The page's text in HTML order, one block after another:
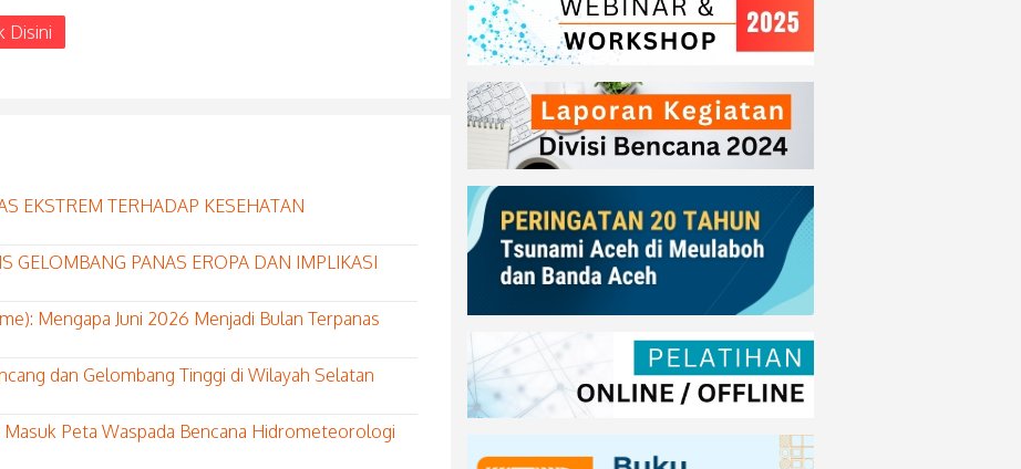
Disini
EKSTREM TERHADAP KESEHATAN
GELOMBANG PANAS EROPA DAN IMPLIKASI
Mengapa Juni 2026 Menjadi Bulan Terpanas
dan Gelombang Tinggi di Wilayah Selatan
Masuk Peta Waspada Bencana Hidrometeorologi